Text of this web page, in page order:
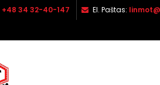
+48 34 32-40-147 El. Paštas: